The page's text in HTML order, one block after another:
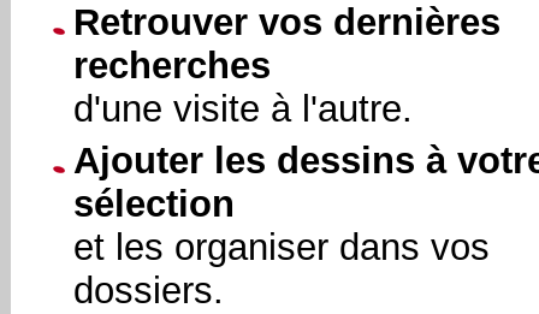
Retrouver vos dernières
recherches
d'une visite à l'autre.
Ajouter les dessins à
sélection
et les organiser dans vos
dossiers.